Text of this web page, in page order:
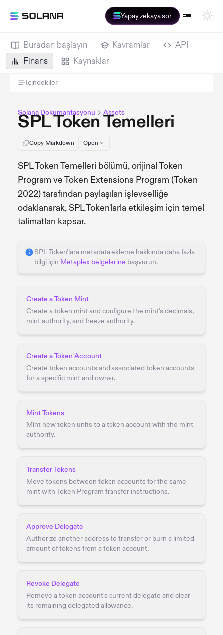
Yapay zekaya sor
Buradan başlayın Kavramlar
API
Finans
Kaynaklar
İçindekiler
Solana Dokümantasyonu Assets
SPL Token Temelleri
Copy Markdown Open
SPL Token Temelleri bölümü, orijinal Token
Program ve Token Extensions Program (Token
2022) tarafından paylaşılan işlevselliğe
odaklanarak, SPL Token'larla etkileşim için temel
talimatları kapsar.
SPL Token'lara metadata ekleme hakkında daha fazla
bilgi için Metaplex belgelerine başvurun.
Create a Token Mint
Create a token mint and configure the mint's decimals,
mint authority, and freeze authority.
Create a Token Account
Create token accounts and associated token accounts
for a specific mint and owner.
Mint Tokens
Mint new token units to a token account with the mint
authority.
Transfer Tokens
Move tokens between token accounts for the same
mint with Token Program transfer instructions.
Approve Delegate
Authorize another address to transfer or burn a limited
amount of tokens from a token account.
Revoke Delegate
Remove a token account's current delegate and clear
its remaining delegated allowance.